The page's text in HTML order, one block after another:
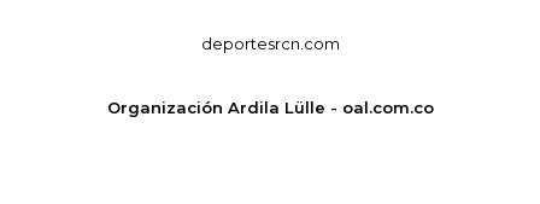
deportesrcn.com
Organización Ardila Lülle - oal.com.co